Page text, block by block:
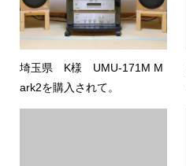
埼玉県 K様 UMU-171M M
ark2を購入されて。